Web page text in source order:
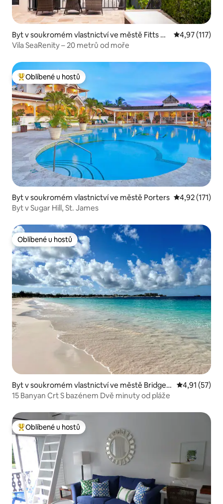
Byt v soukromém vlastnictví ve městě Fitts Vill
age
Průměrné
4,97 (117)
Vila SeaRenity – 20 metrů od moře
Nejlepší v kategorii Oblíbené u hostů
Oblíbené u hostů
Byt v soukromém vlastnictví ve městě Porters Průměrné
4,92 (171)
Byt v Sugar Hill, St. James
Oblíbené u hostů
Oblíbené u hostů
Byt v soukromém vlastnictví ve městě Bridget
own
Průměrné
4,91 (57)
15 Banyan Crt S bazénem Dvě minuty od pláže
Nejlepší v kategorii Oblíbené u hostů
Oblíbené u hostů